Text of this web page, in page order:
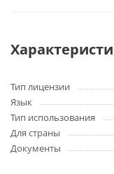
Тип лицензии
Язык
Тип использования
Для страны
Документы